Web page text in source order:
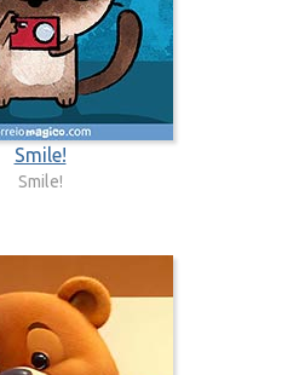
Smile!
Smile!